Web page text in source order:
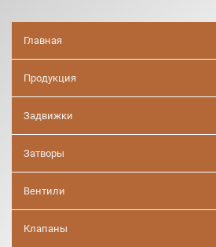
Главная
Продукция
Задвижки
Затворы
Вентили
Клапаны